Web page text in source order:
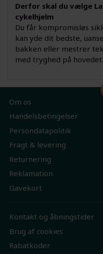
Derfor skal du vælge
cykelhjelm
Du får kompromisløs
kan yde dit bedste,
bakken eller mestrer
med tryghed på hovedet.
Om os
Handelsbetingelser
Persondatapolitik
Fragt & levering
Returnering
Reklamation
Gavekort
Kontakt og åbningstider
Brug af cookies
Rabatkoder